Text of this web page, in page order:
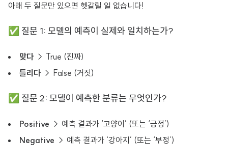
아래 두 질문만 있으면 헷갈릴 일 없습니다!
✅ 질문 1: 모델의 예측이 실제와 일치하는가?
맞다 → True (진짜)
틀리다 → False (거짓)
✅ 질문 2: 모델이 예측한 분류는 무엇인가?
Positive → 예측 결과가 ‘고양이’ (또는 ‘긍정’)
Negative → 예측 결과가 ‘강아지’ (또는 ‘부정’)